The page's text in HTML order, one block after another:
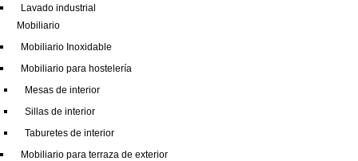
Lavado industrial
Mobiliario
Mobiliario Inoxidable
Mobiliario para hostelería
Mesas de interior
Sillas de interior
Taburetes de interior
Mobiliario para terraza de exterior